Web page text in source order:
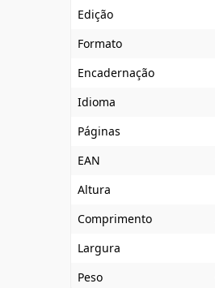
Edição
Formato
Encadernação
Idioma
Páginas
EAN
Altura
Comprimento
Largura
Peso